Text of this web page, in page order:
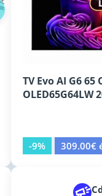
TV Evo AI G6 65
OLED65G64LW
-9%
309.00€